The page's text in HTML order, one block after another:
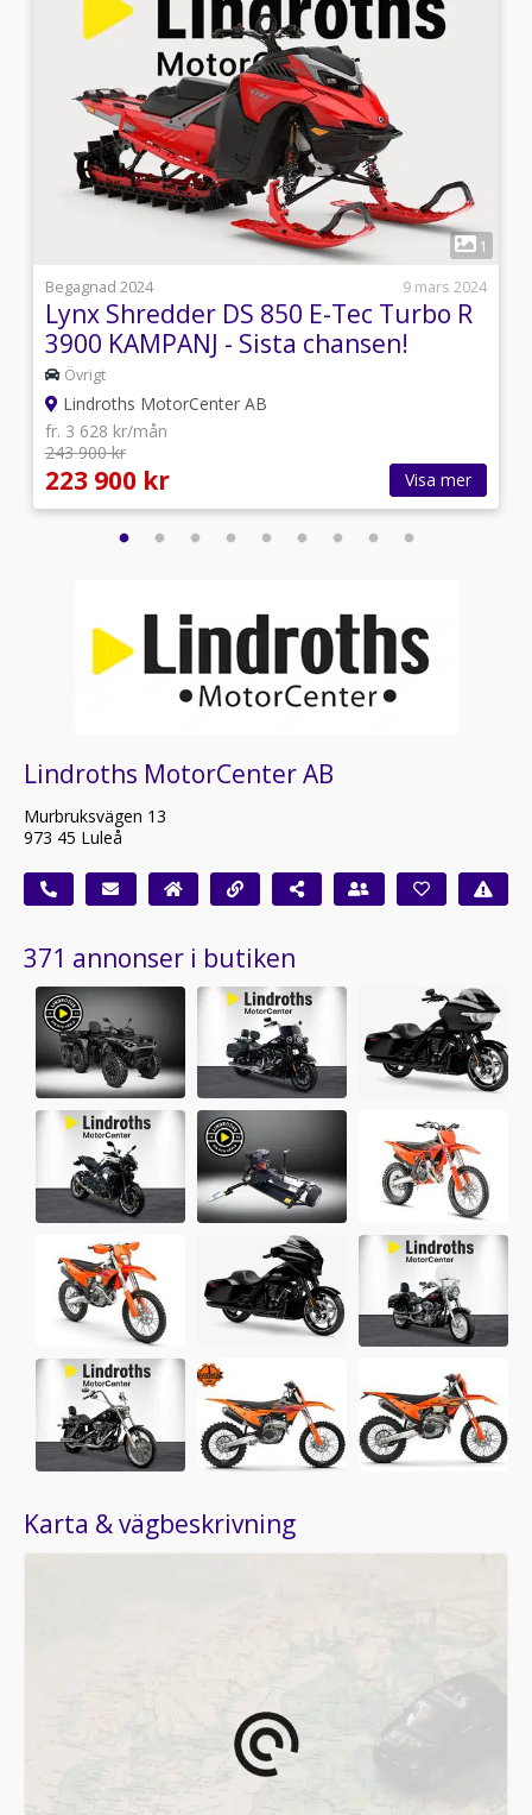
1
Begagnad 2024
9 mars 2024
Lynx Shredder DS 850 E-Tec Turbo R
3900 KAMPANJ - Sista chansen!
Övrigt
Lindroths MotorCenter AB
fr. 3 628 kr/mån
243 900 kr
223 900 kr Visa mer
Lindroths MotorCenter AB
Murbruksvägen 13
973 45 Luleå
371 annonser i butiken
Karta & vägbeskrivning